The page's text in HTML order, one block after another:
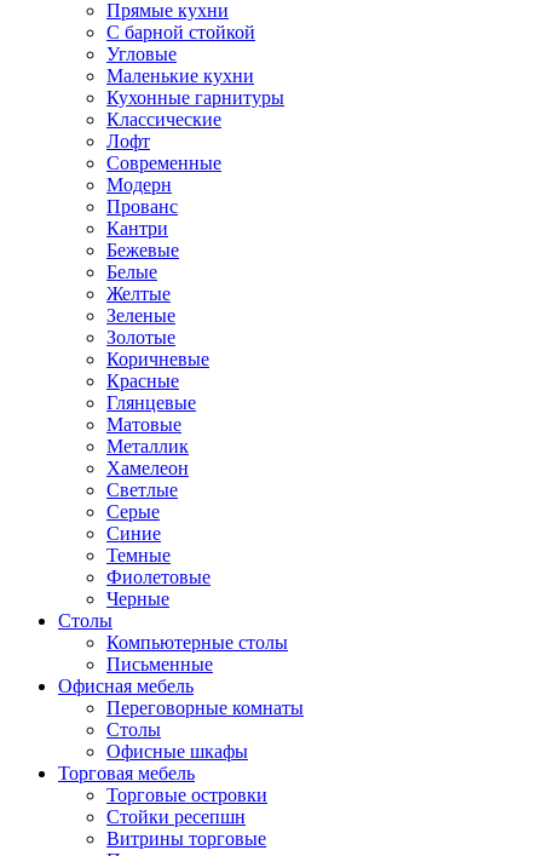
Прямые кухни
С барной стойкой
Угловые
Маленькие кухни
Кухонные гарнитуры
Классические
Лофт
Современные
Модерн
Прованс
Кантри
Бежевые
Белые
Желтые
Зеленые
Золотые
Коричневые
Красные
Глянцевые
Матовые
Металлик
Хамелеон
Светлые
Серые
Синие
Темные
Фиолетовые
Черные
Столы
Компьютерные столы
Письменные
Офисная мебель
Переговорные комнаты
Столы
Офисные шкафы
Торговая мебель
Торговые островки
Стойки ресепшн
Витрины торговые